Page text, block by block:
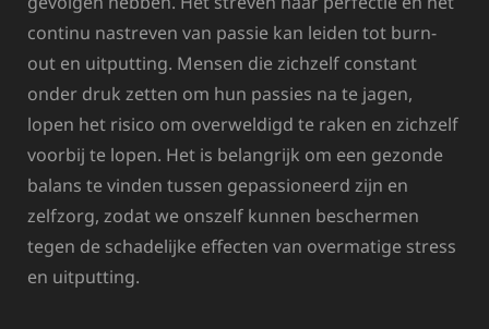
continu nastreven van passie kan leiden tot burn-
out en uitputting. Mensen die zichzelf constant
onder druk zetten om hun passies na te jagen,
lopen het risico om overweldigd te raken en zichzelf
voorbij te lopen. Het is belangrijk om een gezonde
balans te vinden tussen gepassioneerd zijn en
zelfzorg, zodat we onszelf kunnen beschermen
tegen de schadelijke effecten van overmatige stress
en uitputting.